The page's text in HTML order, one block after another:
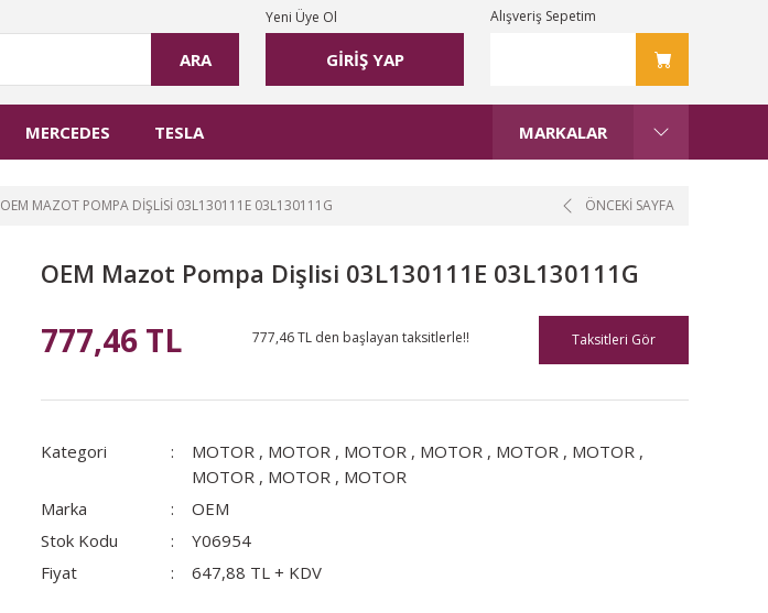
ARA GİRİŞ YAP
Yeni Üye Ol Alışveriş Sepetim
MERCEDES TESLA MARKALAR
OEM MAZOT POMPA DIŞLISI 03L130111E 03L130111G ÖNCEKİ SAYFA
OEM Mazot Pompa Dişlisi 03L130111E 03L130111G
777,46 TL 777,46 TL den başlayan taksitlerle!! Taksitleri Gör
Kategori MOTOR , MOTOR , MOTOR , MOTOR , MOTOR , MOTOR ,
MOTOR , MOTOR , MOTOR
Marka
OEM
Stok Kodu
Y06954
Fiyat
647,88 TL + KDV